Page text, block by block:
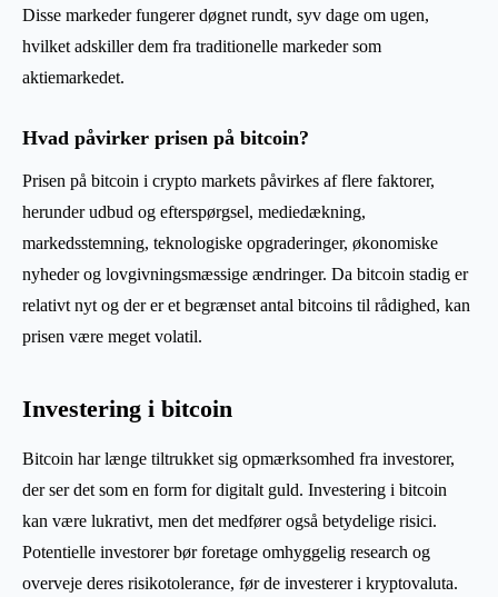
Disse markeder fungerer døgnet rundt, syv dage om ugen,
hvilket adskiller dem fra traditionelle markeder som
aktiemarkedet.
Hvad påvirker prisen på bitcoin?
Prisen på bitcoin i crypto markets påvirkes af flere faktorer,
herunder udbud og efterspørgsel, mediedækning,
markedsstemning, teknologiske opgraderinger, økonomiske
nyheder og lovgivningsmæssige ændringer. Da bitcoin stadig er
relativt nyt og der er et begrænset antal bitcoins til rådighed, kan
prisen være meget volatil.
Investering i bitcoin
Bitcoin har længe tiltrukket sig opmærksomhed fra investorer,
der ser det som en form for digitalt guld. Investering i bitcoin
kan være lukrativt, men det medfører også betydelige risici.
Potentielle investorer bør foretage omhyggelig research og
overveje deres risikotolerance, før de investerer i kryptovaluta.